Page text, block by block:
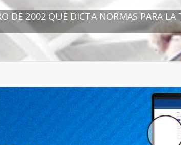
DE 2002 QUE DICTA NORMAS PARA LA